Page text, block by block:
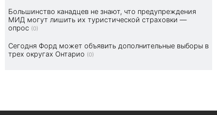
Большинство канадцев не знают, что предупреждения
МИД могут лишить их туристической страховки —
опрос (0)
Сегодня Форд может объявить дополнительные выборы в
трех округах Онтарио (0)